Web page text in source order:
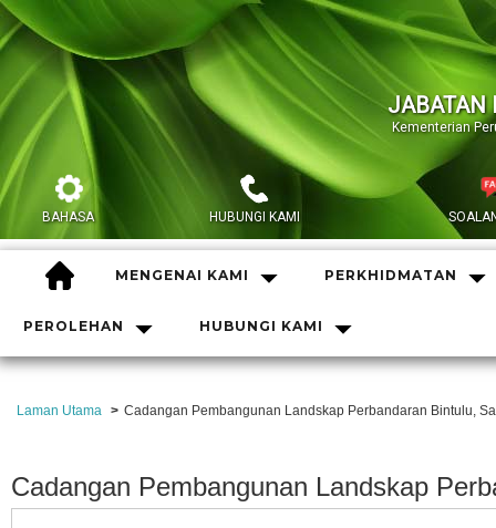
JABATAN
Kementerian
BAHASA HUBUNGI KAMI
HOME MENGENAI KAMI PERKHIDMATAN
PEROLEHAN HUBUNGI KAMI
Laman Utama Cadangan Pembangunan Landskap Perbandaran Bintulu,
Cadangan Pembangunan Landskap